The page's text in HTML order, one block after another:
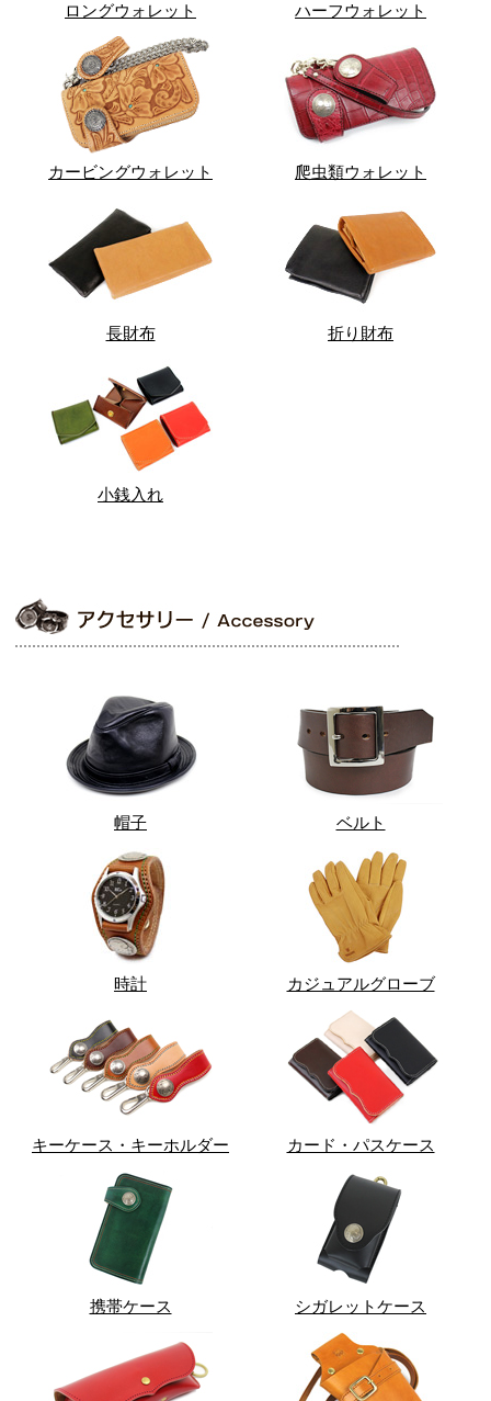
ロングウォレット ハーフウォレット
カービングウォレット 爬虫類ウォレット
長財布 折り財布
小銭入れ
帽子 ベルト
時計 カジュアルグローブ
キーケース・キーホルダー カード・パスケース
携帯ケース シガレットケース